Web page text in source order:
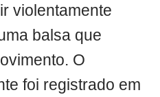
violentamente
balsa que
O
foi registrado em